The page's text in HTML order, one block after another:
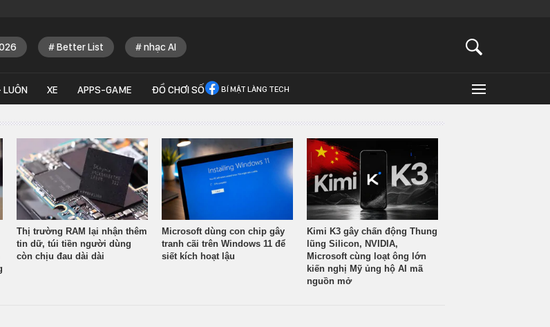
Better List nhạc AI
XE APPS-GAME ĐỒ CHƠI SỐ BÍ MẬT LÀNG TECH
Thị trường RAM lại nhận thêm
tin dữ, túi tiền người dùng
còn chịu đau dài dài
Microsoft dùng con chip gây
tranh cãi trên Windows 11 để
siết kích hoạt lậu
Kimi K3 gây chấn động Thung
lũng Silicon, NVIDIA,
Microsoft cùng loạt ông lớn
kiến nghị Mỹ ủng hộ AI mã
nguồn mở